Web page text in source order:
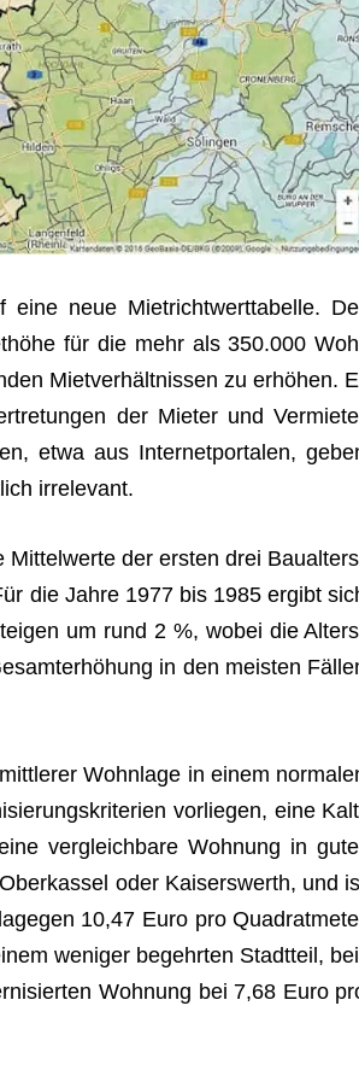
eine neue Miet­richt­wert­ta­belle.
für die mehr als 350.000
Miet­ver­hält­nis­sen zu erhö­hen.
der Mie­ter und
etwa aus Inter­net­por­ta­len,
irrelevant.
Mit­tel­werte der ers­ten drei
die Jahre 1977 bis 1985 ergibt
um rund 2 %, wobei die
in den meis­ten
Wohn­lage in einem
vor­lie­gen, eine
ver­gleich­bare Woh­nung in
oder Kai­sers­werth, und
10,47 Euro pro
weni­ger begehr­ten Stadt­teil,
Woh­nung bei 7,68 Euro